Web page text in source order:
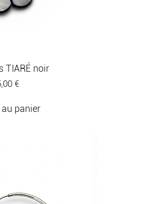
TIARÉ noir
€
panier